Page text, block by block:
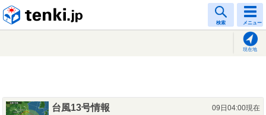
検索 メニュー
現在地
台風13号情報
09日04:00現在